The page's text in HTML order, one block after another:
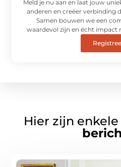
Meld je nu aan en laat jouw
anderen en creëer verbinding
Samen bouwen we een
waardevol zijn en écht impact
Hier zijn enkele